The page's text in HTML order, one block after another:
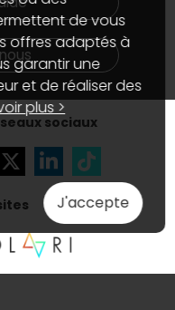
sociaux
de vous
offres adaptés à
garantir une
et de réaliser des
plus >
J'accepte